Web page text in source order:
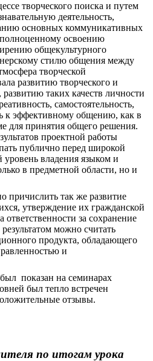
творческого поиска и путем
деятельность,
основных коммуникативных
освоению
общекультурного
стилю общения между
творческой
развитию творческого и
таких качеств личности
самостоятельность,
к эффективному общению, как в
для принятия общего решения.
проектной работы
публично перед широкой
владения языком и
в предметной области, но и
причислить так же развитие
утверждение их гражданской
ответственности за сохранение
можно считать
продукта, обладающего
и
показан на семинарах
был тепло встречен
отзывы.
по итогам урока